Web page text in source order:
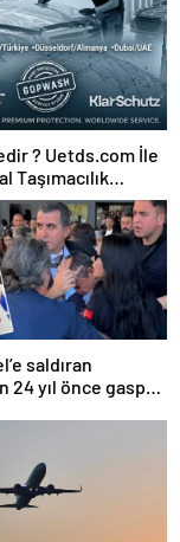
? Uetds.com İle
Taşımacılık
saldıran
24 yıl önce gasp